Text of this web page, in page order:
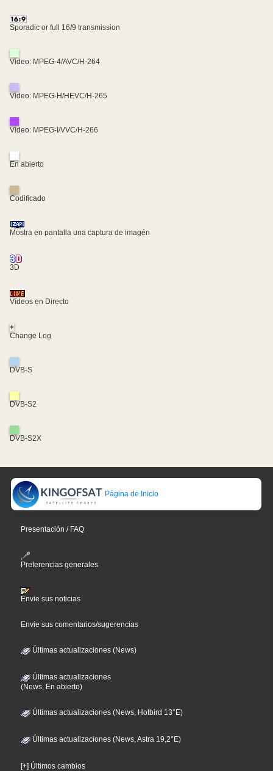
Sporadic or full 16/9 transmission
Video: MPEG-4/AVC/H-264
Video: MPEG-H/HEVC/H-265
Video: MPEG-I/VVC/H-266
En abierto
Codificado
Mostra en pantalla una captura de imagén
3D
Vídeos en Directo
+
Change Log
DVB-S
DVB-S2
DVB-S2X
Página de Inicio
Presentación / FAQ
Preferencias generales
Envie sus noticias
Envie sus comentarios/sugerencias
Últimas actualizaciones (News)
Últimas actualizaciones
(News, En abierto)
Últimas actualizaciones (News, Hotbird 13°E)
Últimas actualizaciones (News, Astra 19,2°E)
[+] Últimos cambios